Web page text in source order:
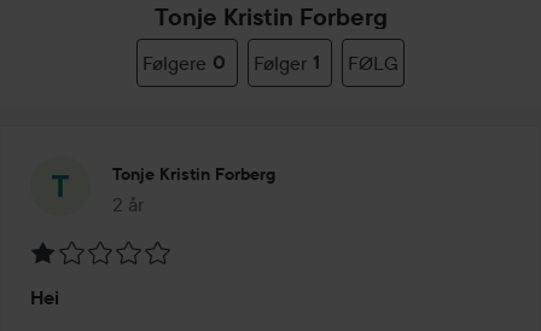
Tonje Kristin Forberg
Følgere 0 Følger 1 FØLG
Tonje Kristin Forberg
2 år
Innlegget ble opprettet 2 år
1
Hei